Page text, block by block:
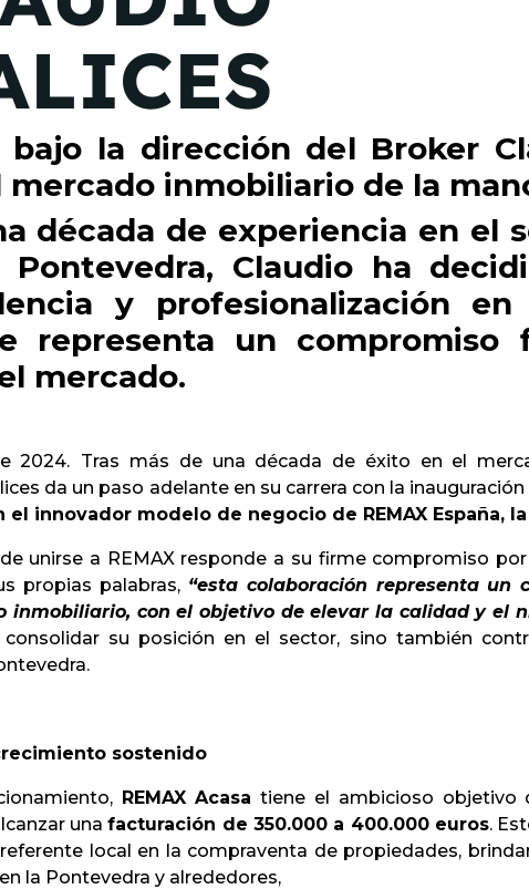
bajo la dirección del Broker
inmobiliario de la
década de experiencia en el
Pontevedra, Claudio ha
y profesionalización
representa un
mercado.
2024. Tras más de una década de éxito en el
da un paso adelante en su carrera con la inauguración
el innovador modelo de negocio de REMAX España,
unirse a REMAX responde a su firme compromiso
propias palabras, “esta colaboración representa un
inmobiliario, con el objetivo de elevar la calidad y el
su posición en el sector, sino también
sostenido
REMAX Acasa tiene el ambicioso objetivo
unafacturación de 350.000 a 400.000 euros.
local en la compraventa de propiedades,
la Pontevedra y alrededores,